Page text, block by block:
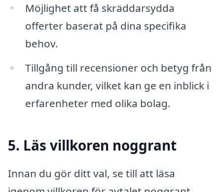
Möjlighet att få skräddarsydda
offerter baserat på dina specifika
behov.
Tillgång till recensioner och betyg från
andra kunder, vilket kan ge en inblick i
erfarenheter med olika bolag.
5. Läs villkoren noggrant
Innan du gör ditt val, se till att läsa